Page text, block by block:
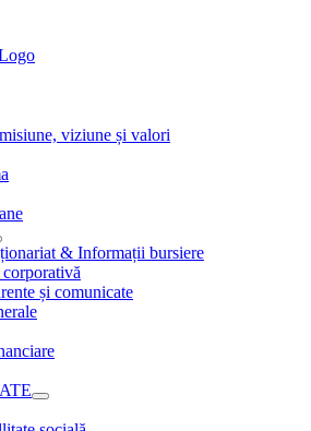
viziune și valori
& Informații bursiere
și comunicate